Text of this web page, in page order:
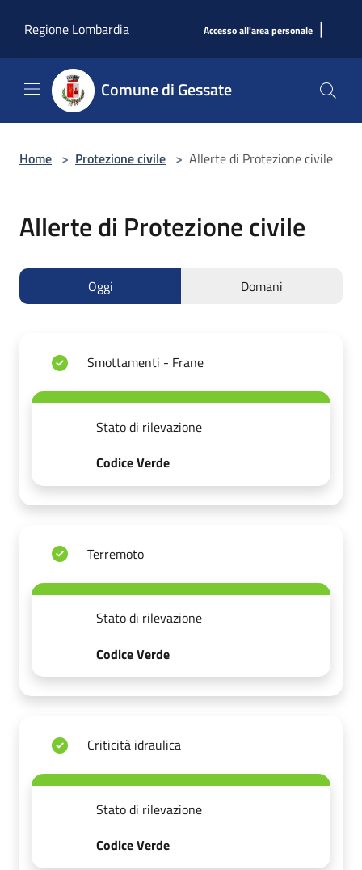
Regione Lombardia
Accesso all'area personale |
Comune di Gessate
Home > Protezione civile > Allerte di Protezione civile
Allerte di Protezione civile
Oggi Domani
Smottamenti - Frane
Stato di rilevazione
Codice Verde
Terremoto
Stato di rilevazione
Codice Verde
Criticità idraulica
Stato di rilevazione
Codice Verde